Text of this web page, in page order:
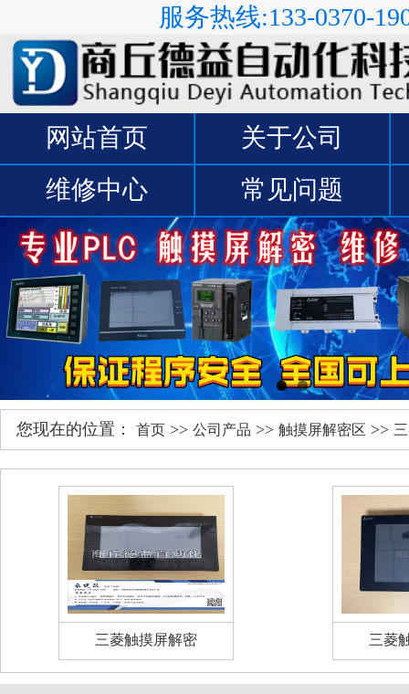
服务热线:133-0370-
网站首页
关于公司
维修中心
常见问题
您现在的位置： 首页 >> 公司产品 >> 触摸屏解密区 >>
三菱触摸屏解密 三菱